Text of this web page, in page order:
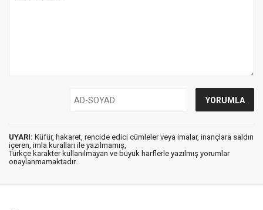
UYARI: Küfür, hakaret, rencide edici cümleler veya imalar, inançlara saldırı
içeren, imla kuralları ile yazılmamış,
Türkçe karakter kullanılmayan ve büyük harflerle yazılmış yorumlar
onaylanmamaktadır.